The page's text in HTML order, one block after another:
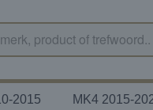
2015 MK4 2015-